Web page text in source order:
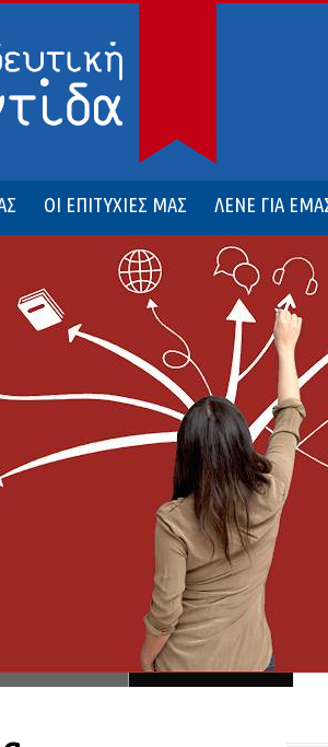
ΟΙ ΕΠΙΤΥΧΙΕΣ ΜΑΣ ΛΕΝΕ ΓΙΑ
της «Εκπαιδευτικής Φροντίδας».Η
εκπαιδευτικού μας έργου.Ο σπουδαστικός